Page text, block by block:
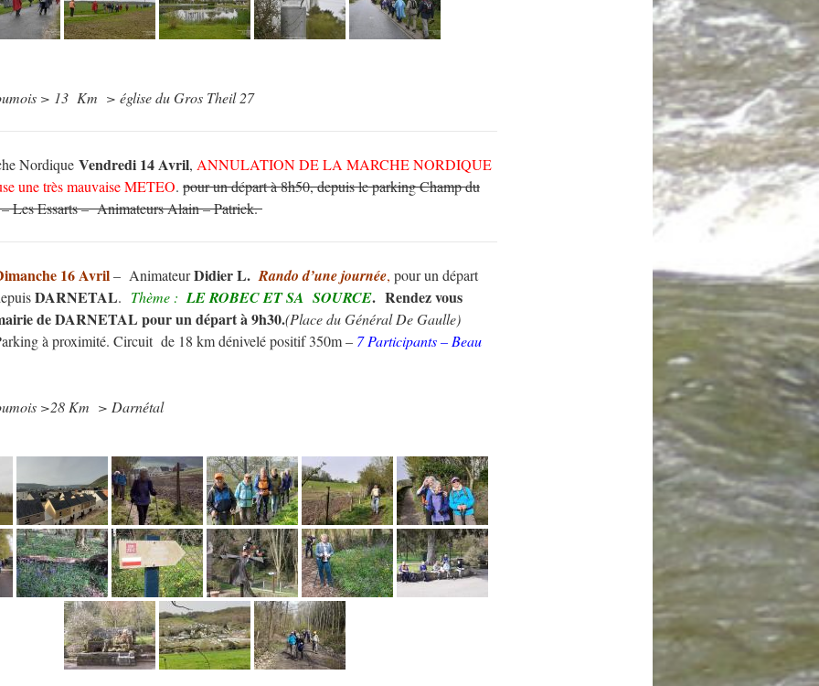
> 13 Km > église du Gros Theil 27
Nordique Vendredi 14Avril, ANNULATION DE LA MARCHE NORDIQUE
une très mauvaise METEO. pour un départ à 8h50, depuis le parking Champ du
Les Essarts – Animateurs Alain – Patrick.
16 Avril– AnimateurDidier L. Rando d’une journée, pour un départ
DARNETAL. Thème : LE ROBEC ET SA SOURCE. Rendez vous
de DARNETAL pour un départ à 9h30.(Place du Général De Gaulle)
à proximité. Circuit de 18 km dénivelé positif 350m – 7 Participants – Beau
>28 Km > Darnétal